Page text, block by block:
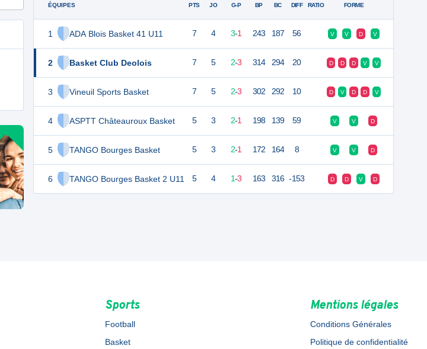
ÉQUIPES
1 ADA Blois Basket 41 U11
2 Basket Club Deolois
3 Vineuil Sports Basket
4 ASPTT Châteauroux Basket
5 TANGO Bourges Basket
6 TANGO Bourges Basket 2 U11
PTS JO G-P BP BC DIFF RATIO FORME
7 4 3-1 243 187 56 V V D V
7 5 2-3 314 294 20 D D D V V
7 5 2-3 302 292 10 D V D D V
5 3 2-1 198 139 59 V V D
5 3 2-1 172 164 8 V V D
5 4 1-3 163 316 -153 D D V D
Sports
Football
Basket
Mentions légales
Conditions Générales
Politique de confidentialité